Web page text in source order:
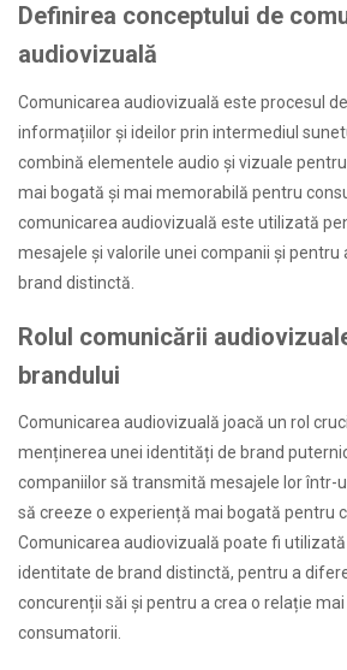
Definirea conceptului de
audiovizuală
Comunicarea audiovizuală este procesul
informațiilor și ideilor prin intermediul
combină elementele audio și vizuale
mai bogată și mai memorabilă pentru
comunicarea audiovizuală este utilizată
mesajele și valorile unei companii și pentru
brand distinctă.
Rolul comunicării
brandului
Comunicarea audiovizuală joacă un rol
menținerea unei identități de brand
companiilor să transmită mesajele lor într-
să creeze o experiență mai bogată pentru
Comunicarea audiovizuală poate fi
identitate de brand distinctă, pentru a
concurenții săi și pentru a crea o relație
consumatorii.